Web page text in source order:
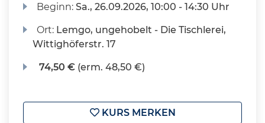
Beginn:Sa., 26.09.2026, 10:00 - 14:30 Uhr
Ort: Lemgo, ungehobelt - Die Tischlerei,
Wittighöferstr. 17
74,50 € (erm. 48,50 €)
KURS MERKEN